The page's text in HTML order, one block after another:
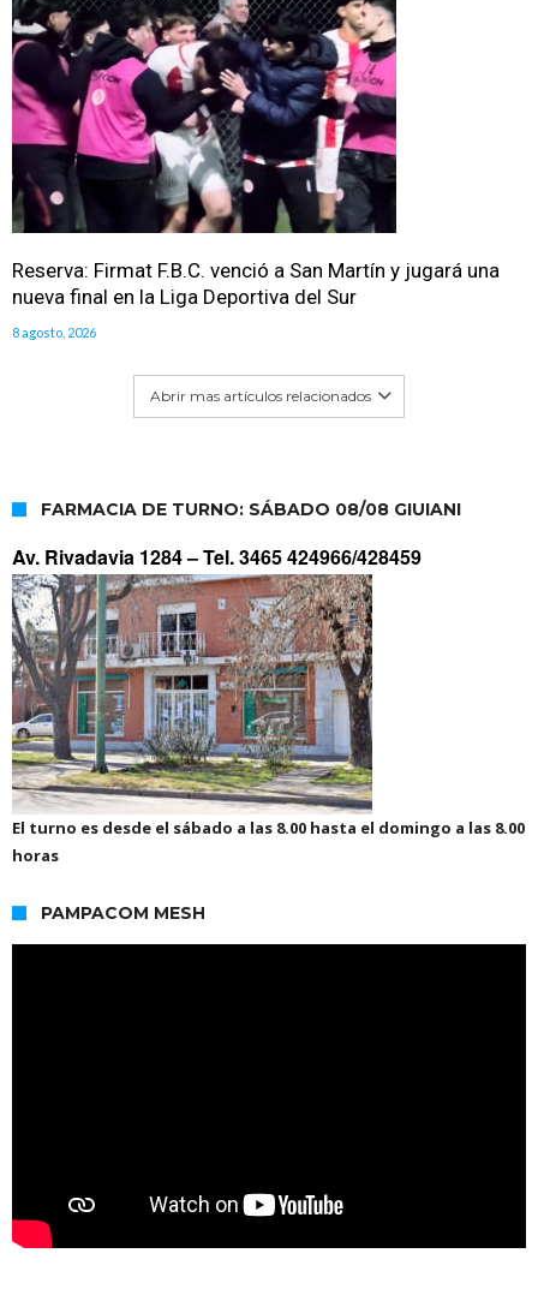
Reserva: Firmat F.B.C. venció a San Martín y jugará una
nueva final en la Liga Deportiva del Sur
8 agosto, 2026
Abrir mas artículos relacionados
FARMACIA DE TURNO: SÁBADO 08/08 GIUIANI
Av. Rivadavia 1284 –Tel. 3465 424966/428459
El turno es desde el sábado a las 8.00 hasta el domingo a las 8.00
horas
PAMPACOM MESH